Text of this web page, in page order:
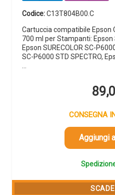
Codice:C13T804B00.C
Cartuccia compatibile Epson
700 ml per Stampanti: Epson
Epson SURECOLOR SC-
SC-P6000 STD SPECTRO,
CONSEGNA
Aggiungi